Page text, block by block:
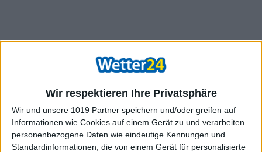
Wir respektieren Ihre Privatsphäre
Wir und unsere 1019 Partner speichern und/oder greifen auf
Informationen wie Cookies auf einem Gerät zu und verarbeiten
personenbezogene Daten wie eindeutige Kennungen und
Standardinformationen, die von einem Gerät für personalisierte